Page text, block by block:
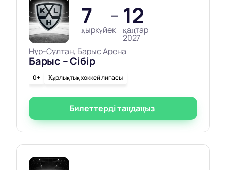
7
қыркүйек
— 12
қаңтар
2027
Нұр-Сұлтан, Барыс Арена
Барыс – Сібір
0+ Құрлықтық хоккей лигасы
Билеттерді таңдаңыз